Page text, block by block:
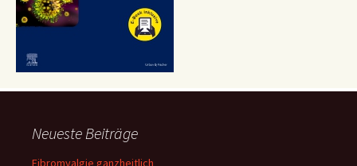
Neueste Beiträge
Fibromyalgie ganzheitlich